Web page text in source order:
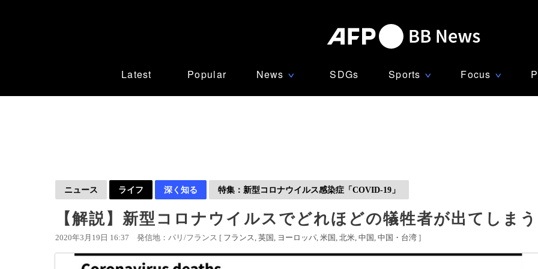
Latest Popular News ∨ SDGs Sports ∨ Focus ∨
ニュース ライフ 深く知る 特集：新型コロナウイルス感染症「COVID-19」
【解説】新型コロナウイルスでどれほどの犠牲者が出てしま
2020年3月19日 16:37 発信地：パリ/フランス [ フランス 英国 ヨーロッパ 米国 北米 中国 中国・台湾 ]